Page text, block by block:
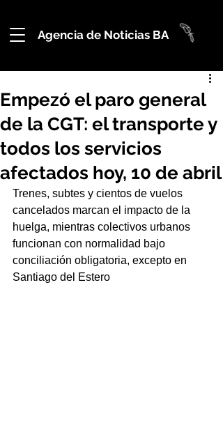
Agencia de Noticias BA
Empezó el paro general
de la CGT: el transporte y
todos los servicios
afectados hoy, 10 de abril
Trenes, subtes y cientos de vuelos
cancelados marcan el impacto de la
huelga, mientras colectivos urbanos
funcionan con normalidad bajo
conciliación obligatoria, excepto en
Santiago del Estero